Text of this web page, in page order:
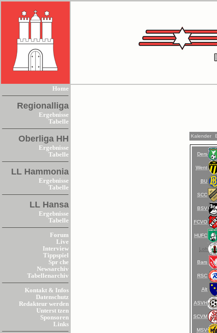
Home
Regionalliga
Ergebnisse
Tabelle
Oberliga HH
Ergebnisse
Tabelle
LL Hammonia
Ergebnisse
Tabelle
LL Hansa
Ergebnisse
Tabelle
Forum
Live
Interview
Tippspiel
Spr che
Newsarchiv
Tabellenarchiv
Kontakt & Infos
Datenschutz
Redakteur werden
Unterst tzen
Sponsoren
Links
Kalender
Ders
Went
BU
SCC
BSV
FCVO
HUFC
Loh
Bars
RSC
Alt
ASVH
SCVM
MSV